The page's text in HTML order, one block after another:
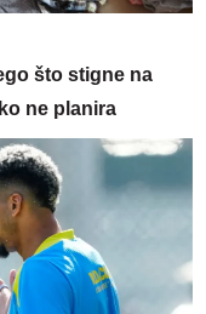
što stigne na
ne planira